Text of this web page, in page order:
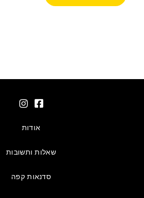
אודות
שאלות ותשובות
סדנאות קפה